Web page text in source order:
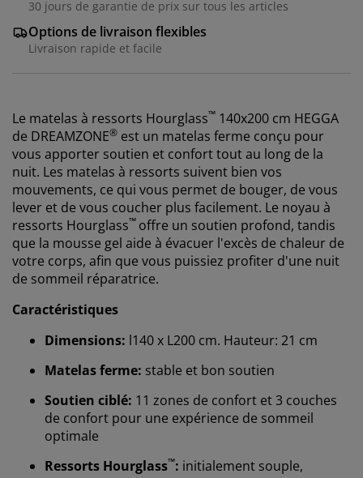
30 jours de garantie de prix sur tous les articles
Options de livraison flexibles
Livraison rapide et facile
Le matelas à ressorts Hourglass™ 140x200 cm HEGGA
de DREAMZONE® est un matelas ferme conçu pour
vous apporter soutien et confort tout au long de la
nuit. Les matelas à ressorts suivent bien vos
mouvements, ce qui vous permet de bouger, de vous
lever et de vous coucher plus facilement. Le noyau à
ressorts Hourglass™ offre un soutien profond, tandis
que la mousse gel aide à évacuer l'excès de chaleur de
votre corps, afin que vous puissiez profiter d'une nuit
de sommeil réparatrice.
Caractéristiques
Dimensions: l140 x L200 cm. Hauteur: 21 cm
Matelas ferme: stable et bon soutien
Soutien ciblé: 11 zones de confort et 3 couches
de confort pour une expérience de sommeil
optimale
Ressorts Hourglass™: initialement souple,